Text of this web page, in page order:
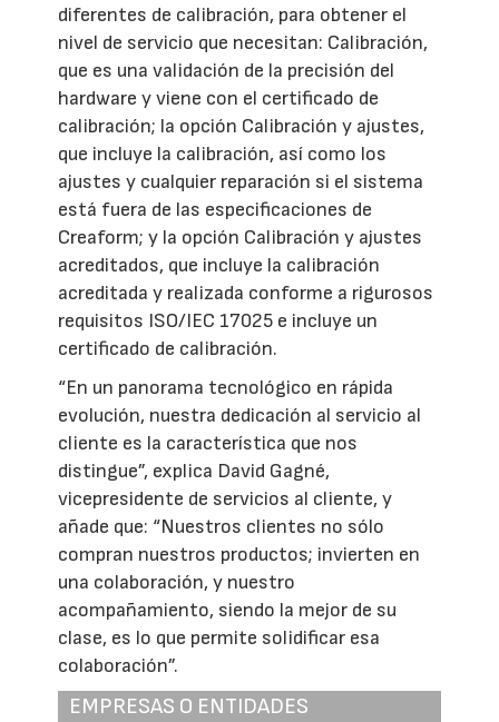
diferentes de calibración, para obtener el
nivel de servicio que necesitan: Calibración,
que es una validación de la precisión del
hardware y viene con el certificado de
calibración; la opción Calibración y ajustes,
que incluye la calibración, así como los
ajustes y cualquier reparación si el sistema
está fuera de las especificaciones de
Creaform; y la opción Calibración y ajustes
acreditados, que incluye la calibración
acreditada y realizada conforme a rigurosos
requisitos ISO/IEC 17025 e incluye un
certificado de calibración.
“En un panorama tecnológico en rápida
evolución, nuestra dedicación al servicio al
cliente es la característica que nos
distingue”, explica David Gagné,
vicepresidente de servicios al cliente, y
añade que: “Nuestros clientes no sólo
compran nuestros productos; invierten en
una colaboración, y nuestro
acompañamiento, siendo la mejor de su
clase, es lo que permite solidificar esa
colaboración”.
EMPRESAS O ENTIDADES